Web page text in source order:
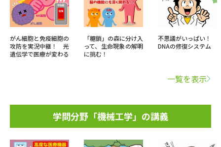
がん細胞と免疫細胞の
攻防を実況中継！ 光
遺伝学で医療が変わる
「糖鎖」の森に分け入
って、生命現象の解明
に挑む！
不思議がいっぱい！
DNAの修復システム
一覧を表示
学問分野「機械工学」の講義